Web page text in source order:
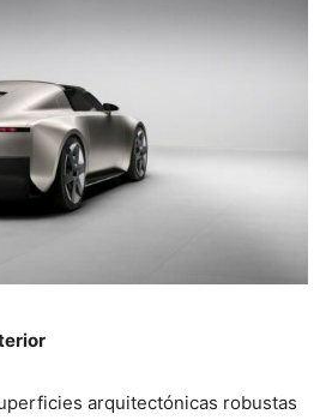
arquitectónicas robustas